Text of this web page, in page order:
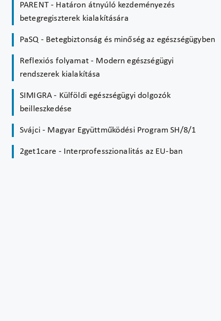
PARENT - Határon átnyúló kezdeményezés
betegregiszterek kialakítására
PaSQ - Betegbiztonság és minőség az egészségügyben
Reflexiós folyamat - Modern egészségügyi
rendszerek kialakítása
SIMIGRA - Külföldi egészségügyi dolgozók
beilleszkedése
Svájci - Magyar Együttműködési Program SH/8/1
2get1care - Interprofesszionalitás az EU-ban